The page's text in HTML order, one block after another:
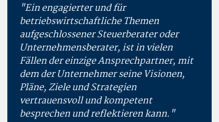
"Ein engagierter und für
betriebswirtschaftliche Themen
aufgeschlossener Steuerberater oder
Unternehmensberater, ist in vielen
Fällen der einzige Ansprechpartner, mit
dem der Unternehmer seine Visionen,
Pläne, Ziele und Strategien
vertrauensvoll und kompetent
besprechen und reflektieren kann."